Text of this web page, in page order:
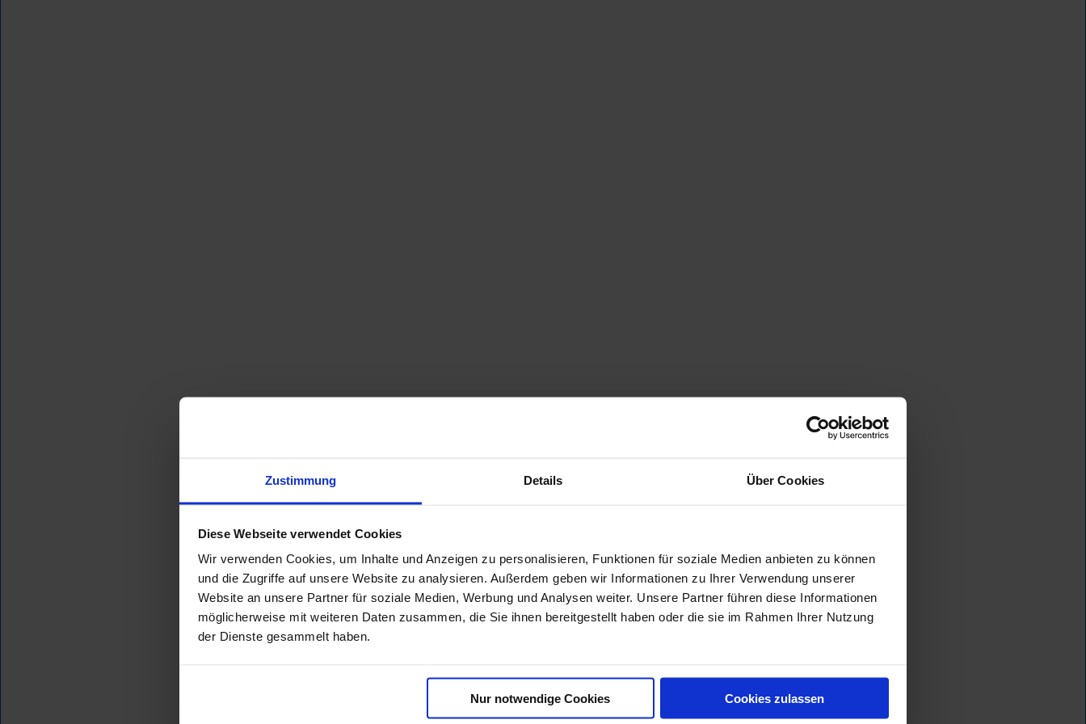
Zustimmung Details Über Cookies
Diese Webseite verwendet Cookies
Wir verwenden Cookies, um Inhalte und Anzeigen zu personalisieren, Funktionen für soziale Medien anbieten zu können
und die Zugriffe auf unsere Website zu analysieren. Außerdem geben wir Informationen zu Ihrer Verwendung unserer
Website an unsere Partner für soziale Medien, Werbung und Analysen weiter. Unsere Partner führen diese Informationen
möglicherweise mit weiteren Daten zusammen, die Sie ihnen bereitgestellt haben oder die sie im Rahmen Ihrer Nutzung
der Dienste gesammelt haben.
Nur notwendige Cookies Cookies zulassen